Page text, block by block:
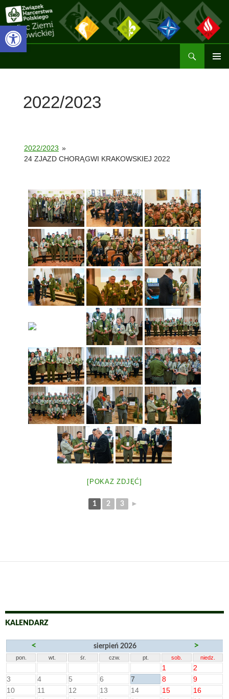
Otwórz pasek narzędzi
Przejdź
do
treści
Szukaj
2022/2023
2022/2023 »
24 ZJAZD CHORĄGWI KRAKOWSKIEJ 2022
[POKAZ ZDJĘĆ]
1 2 3 ►
KALENDARZ
< sierpień 2026 >
pon. wt. śr. czw. pt. sob. niedz.
1
2
3
4 5 6 7 8
9
10
11 12 13 14 15
16